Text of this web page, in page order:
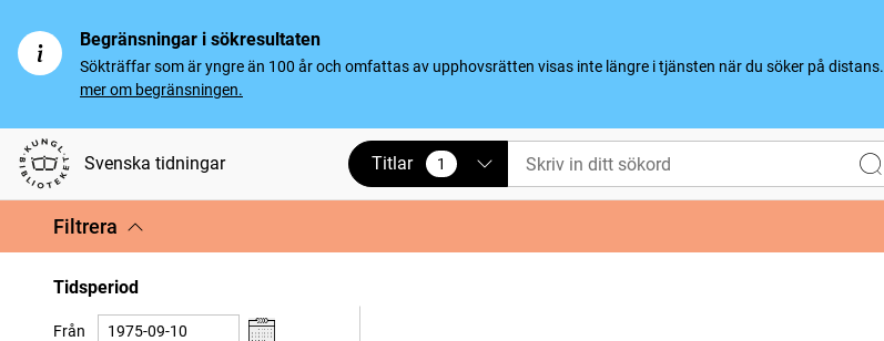
Begränsningar i sökresultaten
Sökträffar som är yngre än 100 år och omfattas av upphovsrätten visas inte längre i tjänsten när du söker på distans.
mer om begränsningen.
Svenska tidningar Titlar 1
vald
Filtrera
Tidsperiod
Från